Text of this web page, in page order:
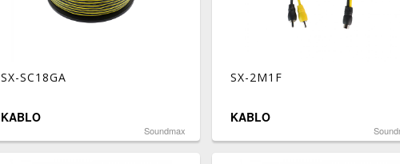
SX-SC18GA
KABLO
Soundmax
SX-2M1F
KABLO